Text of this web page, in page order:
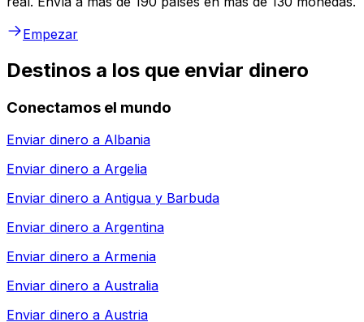
Empezar
Destinos a los que enviar dinero
Conectamos el mundo
Enviar dinero a Albania
Enviar dinero a Argelia
Enviar dinero a Antigua y Barbuda
Enviar dinero a Argentina
Enviar dinero a Armenia
Enviar dinero a Australia
Enviar dinero a Austria